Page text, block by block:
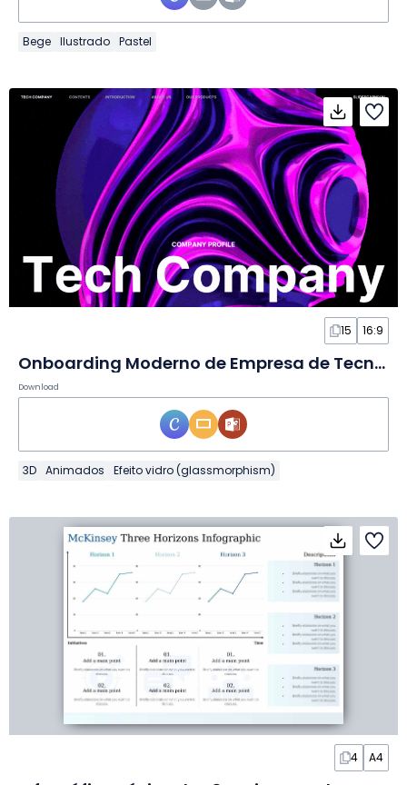
Bege Ilustrado Pastel
15 16:9
Onboarding Moderno de Empresa de Tecnologia em Slides
Download
3D Animados Efeito vidro (glassmorphism)
4 A4